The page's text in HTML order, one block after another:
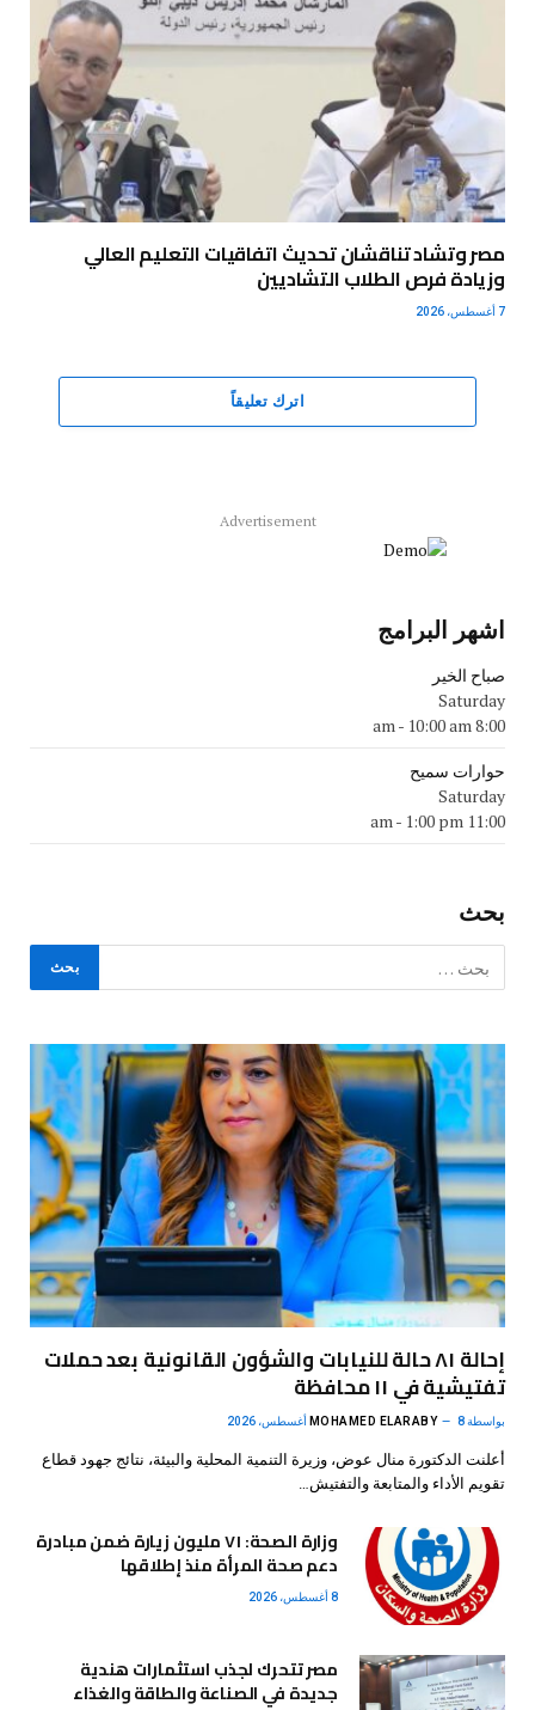
مصر وتشاد تناقشان تحديث اتفاقيات التعليم العالي
وزيادة فرص الطلاب التشاديين
7 أغسطس، 2026
اترك تعليقاً
Advertisement
اشهر البرامج
صباح الخير
Saturday
8:00 am
- 10:00 am
حوارات سميح
Saturday
11:00 am
- 1:00 pm
بحث
إحالة ٨١ حالة للنيابات والشؤون القانونية بعد حملات
تفتيشية في ١١ محافظة
بواسطة MOHAMED ELARABY 8 أغسطس، 2026
أعلنت الدكتورة منال عوض، وزيرة التنمية المحلية والبيئة، نتائج جهود قطاع
تقويم الأداء والمتابعة والتفتيش…
وزارة الصحة: ٧١ مليون زيارة ضمن مبادرة
دعم صحة المرأة منذ إطلاقها
8 أغسطس، 2026
مصر تتحرك لجذب استثمارات هندية
جديدة في الصناعة والطاقة والغذاء